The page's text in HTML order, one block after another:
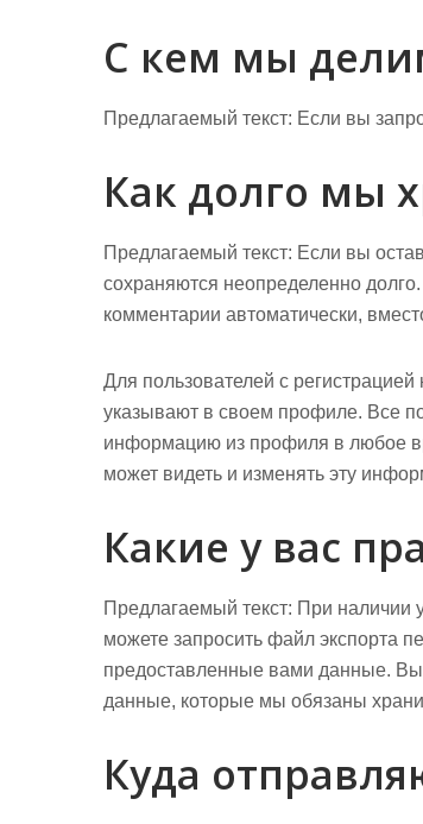
С кем мы
Предлагаемый текст: Если вы
Как долго мы
Предлагаемый текст: Если вы
сохраняются неопределенно
комментарии автоматически,
Для пользователей с
указывают в своем профиле. Все
информацию из профиля в любое
может видеть и изменять эту
Какие у вас
Предлагаемый текст: При наличии
можете запросить файл экспорта
предоставленные вами данные. Вы
данные, которые мы обязаны
Куда